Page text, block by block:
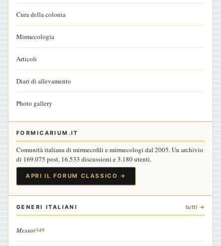
Cura della colonia
Mirmecologia
Articoli
Diari di allevamento
Photo gallery
FORMICARIUM.IT
Comunità italiana di mirmecofili e mirmecologi dal 2005. Un archivio
di 169.075 post, 16.533 discussioni e 3.180 utenti.
APRI IL FORUM CLASSICO →
GENERI ITALIANI tutti →
Messor349